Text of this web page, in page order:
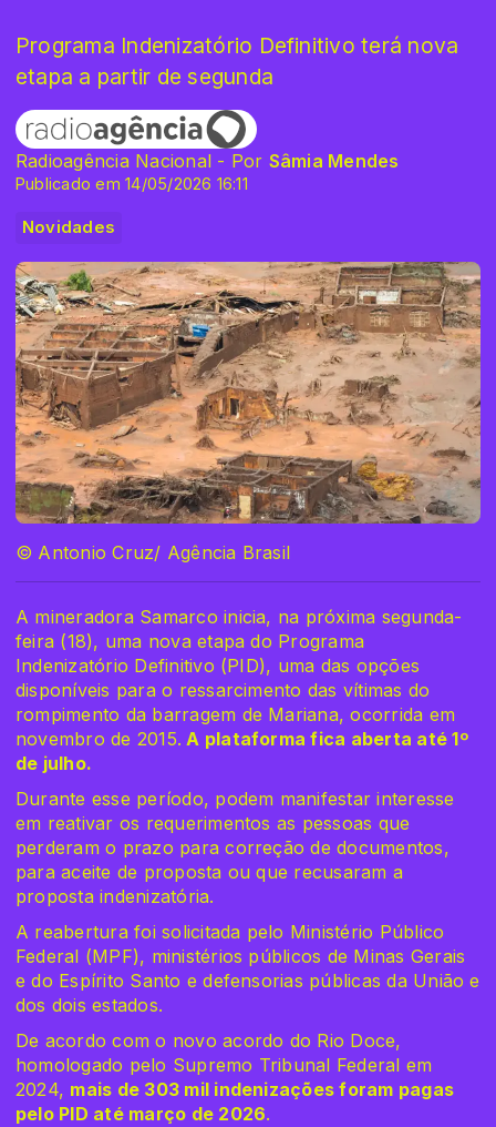
Programa Indenizatório Definitivo terá nova
etapa a partir de segunda
Radioagência Nacional - Por Sâmia Mendes
Publicado em 14/05/2026 16:11
Novidades
© Antonio Cruz/ Agência Brasil
A mineradora Samarco inicia, na próxima segunda-
feira (18), uma nova etapa do Programa
Indenizatório Definitivo (PID), uma das opções
disponíveis para o ressarcimento das vítimas do
rompimento da barragem de Mariana, ocorrida em
novembro de 2015. A plataforma fica aberta até 1º
de julho.
Durante esse período, podem manifestar interesse
em reativar os requerimentos as pessoas que
perderam o prazo para correção de documentos,
para aceite de proposta ou que recusaram a
proposta indenizatória.
A reabertura foi solicitada pelo Ministério Público
Federal (MPF), ministérios públicos de Minas Gerais
e do Espírito Santo e defensorias públicas da União e
dos dois estados.
De acordo com o novo acordo do Rio Doce,
homologado pelo Supremo Tribunal Federal em
2024, mais de 303 mil indenizações foram pagas
pelo PID até março de 2026.